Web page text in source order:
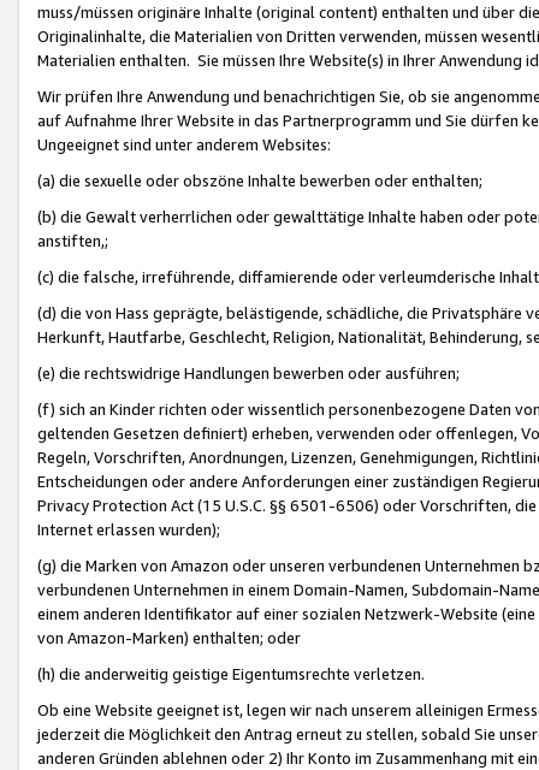
muss/müssen originäre Inhalte (original content) enthalten und über
Originalinhalte, die Materialien von Dritten verwenden, müssen
Materialien enthalten. Sie müssen Ihre Website(s) in Ihrer Anwendung
Wir prüfen Ihre Anwendung und benachrichtigen Sie, ob sie
auf Aufnahme Ihrer Website in das Partnerprogramm und Sie dürfen
Ungeeignet sind unter anderem Websites:
(a) die sexuelle oder obszöne Inhalte bewerben oder enthalten;
(b) die Gewalt verherrlichen oder gewalttätige Inhalte haben oder
anstiften,;
(c) die falsche, irreführende, diffamierende oder verleumderische
(d) die von Hass geprägte, belästigende, schädliche, die Privatsphäre
Herkunft, Hautfarbe, Geschlecht, Religion, Nationalität, Behinderung,
(e) die rechtswidrige Handlungen bewerben oder ausführen;
(f) sich an Kinder richten oder wissentlich personenbezogene Daten
geltenden Gesetzen definiert) erheben, verwenden oder offenlegen,
Regeln, Vorschriften, Anordnungen, Lizenzen, Genehmigungen,
Entscheidungen oder andere Anforderungen einer zuständigen
Privacy Protection Act (15 U.S.C. §§ 6501-6506) oder Vorschriften,
Internet erlassen wurden);
(g) die Marken von Amazon oder unseren verbundenen Unternehmen
verbundenen Unternehmen in einem Domain-Namen, Subdomain-
einem anderen Identifikator auf einer sozialen Netzwerk-Website
von Amazon-Marken) enthalten; oder
(h) die anderweitig geistige Eigentumsrechte verletzen.
Ob eine Website geeignet ist, legen wir nach unserem alleinigen
jederzeit die Möglichkeit den Antrag erneut zu stellen, sobald Sie
anderen Gründen ablehnen oder 2) Ihr Konto im Zusammenhang mit